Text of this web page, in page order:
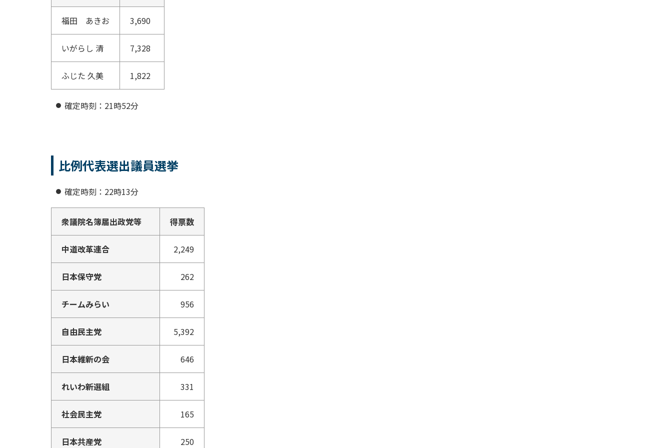
福田 あきお 3,690
いがらし 清 7,328
ふじた 久美 1,822
確定時刻：21時52分
比例代表選出議員選挙
確定時刻：22時13分
衆議院名簿届出政党等 得票数
中道改革連合 2,249
日本保守党 262
チームみらい 956
自由民主党 5,392
日本維新の会 646
れいわ新選組 331
社会民主党 165
日本共産党 250